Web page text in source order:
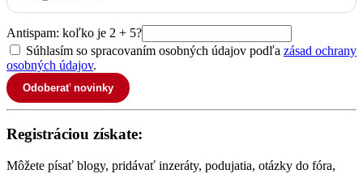
Antispam: koľko je 2 + 5?
Súhlasím so spracovaním osobných údajov podľa zásad ochrany
osobných údajov.
Odoberať novinky
Registráciou získate:
Môžete písať blogy, pridávať inzeráty, podujatia, otázky do fóra,